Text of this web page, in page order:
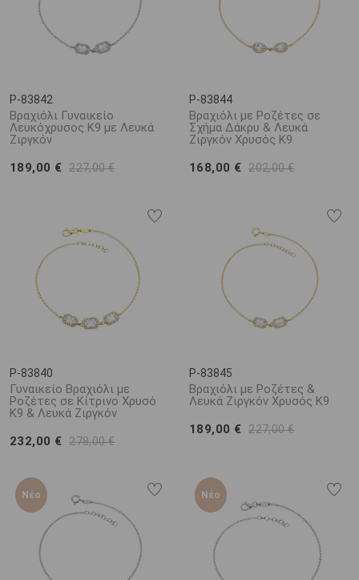
P-83842
Βραχιόλι Γυναικείο
Λευκόχρυσος K9 με Λευκά
Ζιργκόν
189,00 € 227,00 €
P-83844
Βραχιόλι με Ροζέτες σε
Σχήμα Δάκρυ & Λευκά
Ζιργκόν Χρυσός K9
168,00 € 202,00 €
P-83840
Γυναικείο Βραχιόλι με
Ροζέτες σε Κίτρινο Χρυσό
K9 & Λευκά Ζιργκόν
232,00 € 278,00 €
P-83845
Βραχιόλι με Ροζέτες &
Λευκά Ζιργκόν Χρυσός Κ9
189,00 € 227,00 €
Νέο Νέο